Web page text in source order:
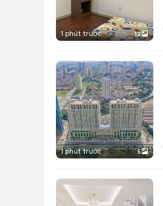
1 phút trước 12
1 phút trước 5